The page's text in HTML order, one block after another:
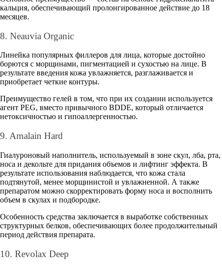
кальция, обеспечивающий пролонгированное действие до 18
месяцев.
8. Neauvia Organic
Линейка популярных филлеров для лица, которые достойно
борются с морщинами, пигментацией и сухостью на лице. В
результате введения кожа увлажняется, разглаживается и
приобретает четкие контуры.
Преимущество гелей в том, что при их создании используется
агент PEG, вместо привычного BDDE, который отличается
нетоксичностью и гипоаллергенностью.
9. Amalain Hard
Гиалуроновый наполнитель, используемый в зоне скул, лба, рта,
носа и декольте для придания объемов и лифтинг эффекта. В
результате использования наблюдается, что кожа стала
подтянутой, менее морщинистой и увлажненной. А также
препаратом можно скорректировать форму носа и восполнить
объем в скулах и подбородке.
Особенность средства заключается в выработке собственных
структурных белков, обеспечивающих более продолжительный
период действия препарата.
10. Revolax Deep